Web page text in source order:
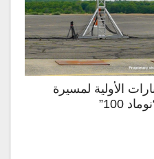
الأولية لمسيرة
100”